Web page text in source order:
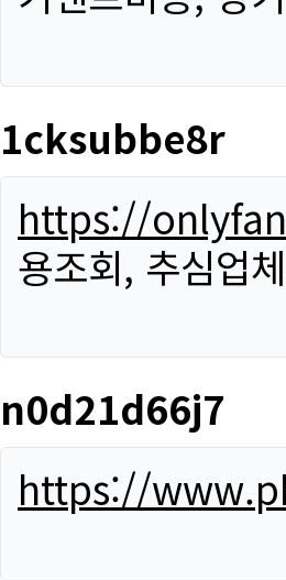
1cksubbe8r
https://
용조회, 추심업
n0d21d66j7
https://